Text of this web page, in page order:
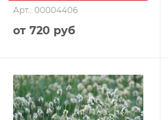
Арт.: 00004406
от 720 руб